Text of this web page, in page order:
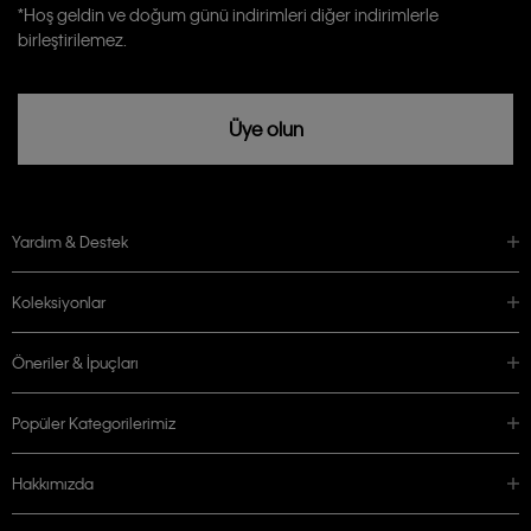
Calvin Klein tarafından kişisel verilerimin yurtdışına aktarılmasına açık
rızam vardır
*Hoş geldin ve doğum günü indirimleri diğer indirimlerle
birleştirilemez.
Üye olun
Yardım & Destek
Koleksiyonlar
Öneriler & İpuçları
Popüler Kategorilerimiz
Hakkımızda